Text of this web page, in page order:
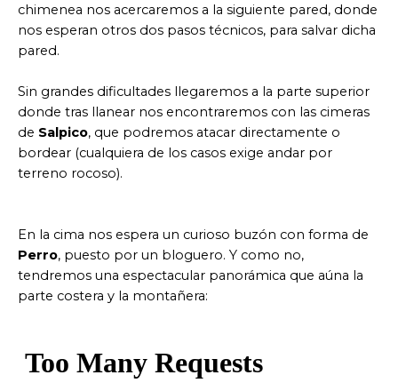
chimenea nos acercaremos a la siguiente pared, donde
nos esperan otros dos pasos técnicos, para salvar dicha
pared.
Sin grandes dificultades llegaremos a la parte superior
donde tras llanear nos encontraremos con las cimeras
de Salpico, que podremos atacar directamente o
bordear (cualquiera de los casos exige andar por
terreno rocoso).
En la cima nos espera un curioso buzón con forma de
Perro, puesto por un bloguero. Y como no,
tendremos una espectacular panorámica que aúna la
parte costera y la montañera: